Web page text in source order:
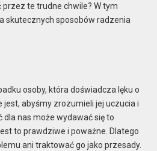
te trudne chwile? W tym
skutecznych sposobów radzenia
osoby, która doświadcza lęku o
jest, abyśmy zrozumieli jej uczucia i
dla nas może wydawać się to
to prawdziwe i poważne. Dlatego
ani traktować go jako przesady.